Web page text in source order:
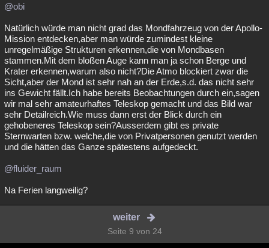
@obi
Natürlich würde man nicht grad das Mondfahrzeug von der Apollo-
Mission entdecken,aber man würde zumindest kleine
unregelmäßige Strukturen erkennen,die von Mondbasen
stammen.Mit dem bloßen Auge kann man ja schon Berge und
Krater erkennen,warum also nicht?Die Atmo blockiert zwar die
Sicht,aber der Mond ist sehr nah an der Erde,s.d. das nicht sehr
ins Gewicht fällt.Ich habe bereits Beobachtungen durch ein,sagen
wir mal sehr amateurhaftes Teleskop gemacht und das Bild war
sehr Detailreich.Wie muss dann erst der Blick durch ein
gehobeneres Teleskop sein?Ausserdem gibt es private
Sternwarten bzw. welche,die von Privatpersonen genutzt werden
und die hätten das Ganze spätestens aufgedeckt.
@fluider_raum
Na Ferien langweilig?
weiter
Seite 9 von 24